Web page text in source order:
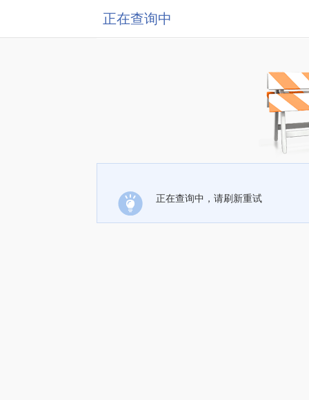
正在查询中
正在查询中，请刷新重试